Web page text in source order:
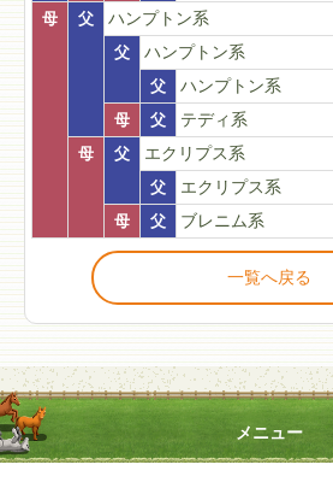
母
父
ハンプトン系
父
ハンプトン系
父
ハンプトン系
母
父
テディ系
母
父
エクリプス系
父
エクリプス系
母
父 ブレニム系
一覧へ戻る
メニュー